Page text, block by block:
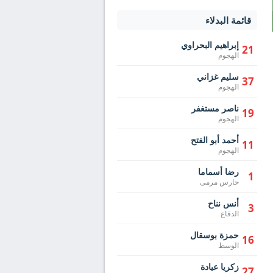
قائمة البدلاء
21 إبراهيم البحراوي
الهجوم
37 سليم غزاني
الهجوم
19 ناصر مستغفر
الهجوم
11 أحمد أبو الفتح
الهجوم
1 رضا أسماما
حارس مرمى
3 أنس نناح
الدفاع
16 حمزة بوسقال
الوسط
زكريا عيادة